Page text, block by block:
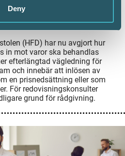
Deny
(HFD) har nu avgjort hur
in mot varor ska behandlas
efterlängtad vägledning för
och innebär att inlösen av
en prisnedsättning eller som
För redovisningskonsulter
grund för rådgivning.